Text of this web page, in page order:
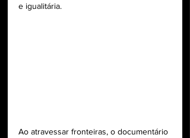
e igualitária.
Ao atravessar fronteiras, o documentário